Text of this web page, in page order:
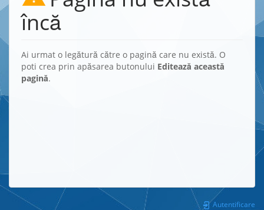
încă
Ai urmat o legătură către o pagină care nu există. O
poti crea prin apăsarea butonului Editează această
pagină.
Autentificare